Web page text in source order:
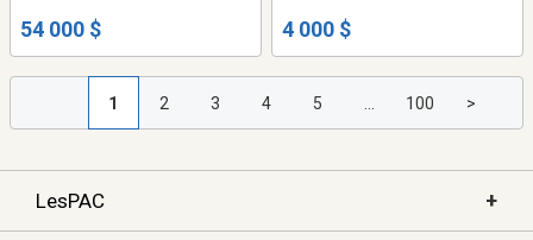
54 000 $ 4 000 $
1 2 3 4 5 100 >
LesPAC +